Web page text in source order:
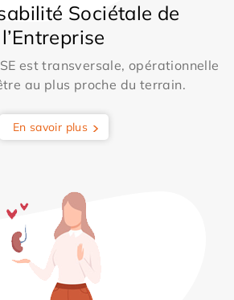
Sociétale de
l’Entreprise
est transversale, opérationnelle
au plus proche du terrain.
En savoir plus